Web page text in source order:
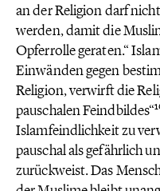
an der Religion darf
werden, damit die
Opferrolle geraten.“
Einwänden gegen
Religion, verwirft die
pauschalen Feindbildes“
Islamfeindlichkeit zu
pauschal als gefährlich
zurückweist. Das